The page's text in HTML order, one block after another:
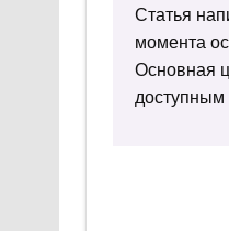
Статья
момента
Основная
доступным